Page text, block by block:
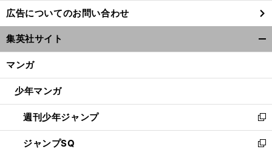
し
い
ウ
ィ
ン
ウ
開
く
広告についてのお問い合わせ
集英社サイト
マンガ
少年マンガ
週刊少年ジャンプ
新
し
い
ジャンプSQ
新